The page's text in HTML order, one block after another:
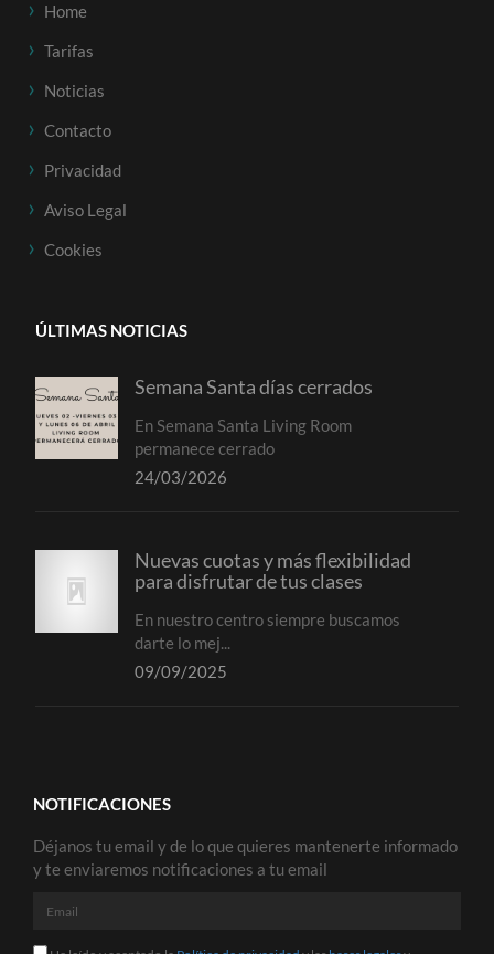
Home
Tarifas
Noticias
Contacto
Privacidad
Aviso Legal
Cookies
ÚLTIMAS NOTICIAS
Semana Santa días cerrados
En Semana Santa Living Room
permanece cerrado
24/03/2026
Nuevas cuotas y más flexibilidad
para disfrutar de tus clases
En nuestro centro siempre buscamos
darte lo mej...
09/09/2025
NOTIFICACIONES
Déjanos tu email y de lo que quieres mantenerte informado
y te enviaremos notificaciones a tu email
Email
He